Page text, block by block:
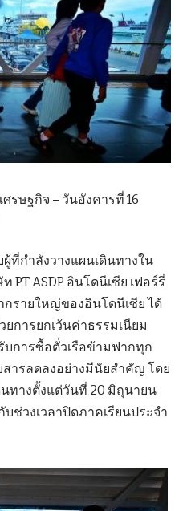
รษฐกิจ – วันอังคารที่ 16
ที่กำลังวางแผนเดินทางใน
PT ASDP อินโดนีเซีย เฟอร์รี่
กรายใหญ่ของอินโดนีเซีย ได้
การยกเว้นค่าธรรมเนียม
บการซื้อตั๋วเรือข้ามฟากทุก
สารลดลงอย่างมีนัยสำคัญ โดย
ทางตั้งแต่วันที่ 20 มิถุนายน
ช่วงเวลาปิดภาคเรียนประจำ